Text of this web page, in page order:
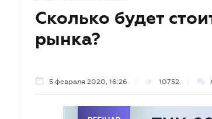
Сколько будет
рынка?
5 февраля 2020, 16:26 10752